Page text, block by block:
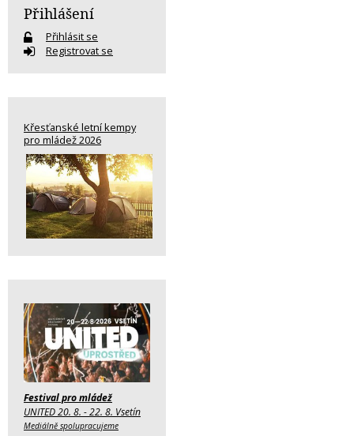
Přihlášení
Přihlásit se
Registrovat se
Křesťanské letní kempy
pro mládež 2026
Festival pro mládež
UNITED 20. 8. - 22. 8. Vsetín
Mediálně spolupracujeme